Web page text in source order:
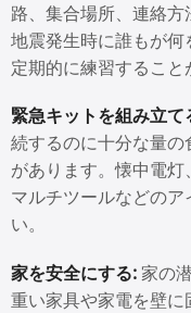
路、集合場所、連絡方
地震発生時に誰もが
定期的に練習すること
緊急キットを組み立て
続するのに十分な量
があります。懐中電灯
マルチツールなどの
い。
家を安全にする: 家の
重い家具や家電を壁